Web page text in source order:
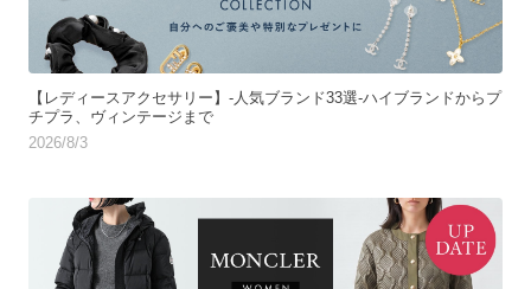
【レディースアクセサリー】-人気ブランド33選-ハイブランドからプ
チプラ、ヴィンテージまで
2026/8/3